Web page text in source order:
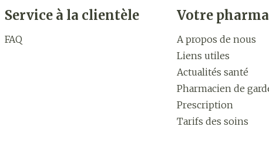
Service à la clientèle
FAQ
Votre
A propos de nous
Liens utiles
Actualités santé
Pharmacien de
Prescription
Tarifs des soins